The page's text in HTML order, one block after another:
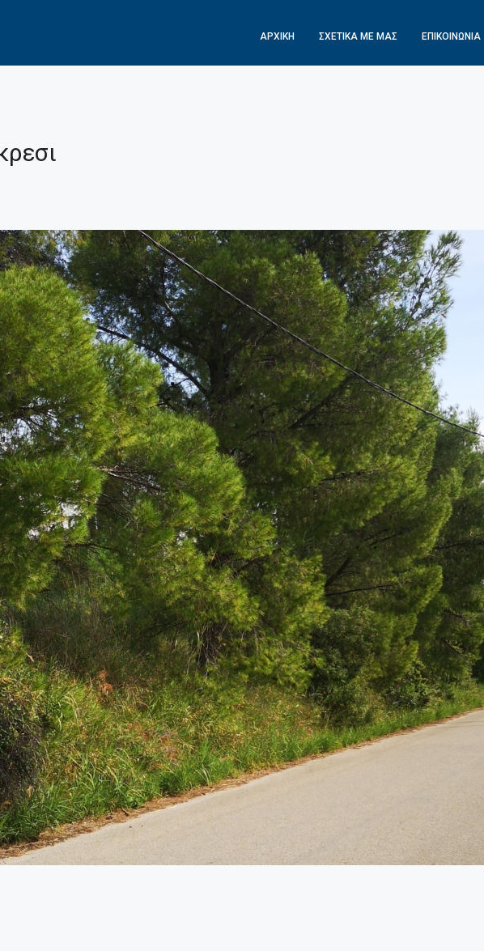
ΑΡΧΙΚΉ ΣΧΕΤΙΚΆ ΜΕ ΜΑΣ ΕΠΙΚΟΙΝΩΝΙΑ